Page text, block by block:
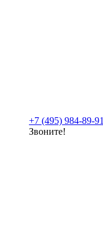
+7 (495) 984-89-91
Звоните!